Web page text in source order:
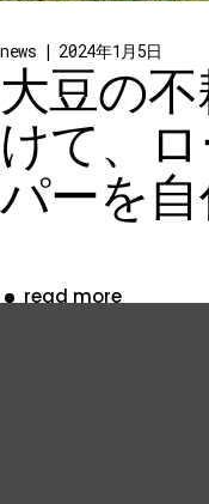
news 2024年1月5日
大豆の
けて、
パーを自
read more